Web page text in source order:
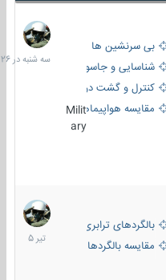
بی سرنشین ها
شناسایی و جاسوسی
کنترل و گشت دریایی
مقایسه هواپیماهاMilit
ary
سه
شنبه
در
بالگردهای ترابری
مقایسه بالگردها
22
تیر
1405